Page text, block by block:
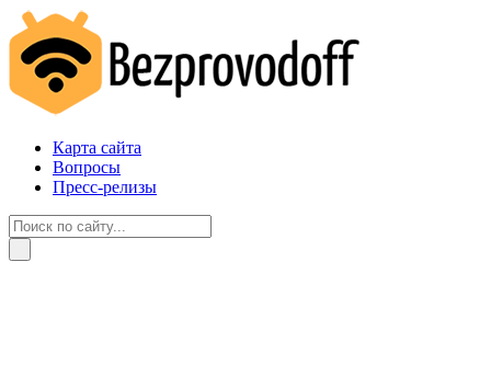
Карта сайта
Вопросы
Пресс-релизы